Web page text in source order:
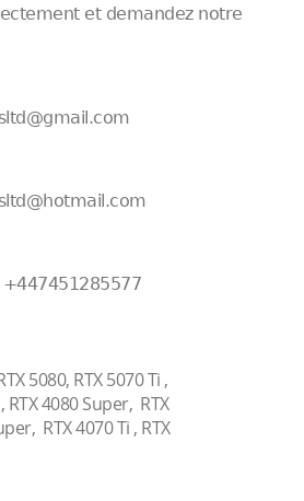
et demandez notre
+447451285577
5080, RTX 5070 Ti ,
RTX 4080 Super, RTX
RTX 4070 Ti , RTX